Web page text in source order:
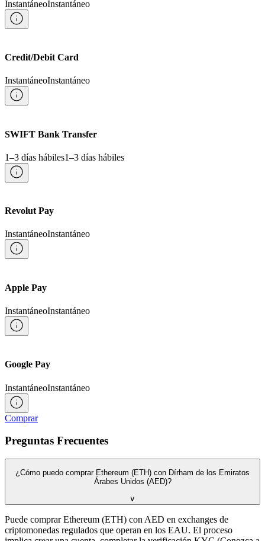
InstantáneoInstantáneo
Credit/Debit Card
InstantáneoInstantáneo
SWIFT Bank Transfer
1–3 días hábiles1–3 días hábiles
Revolut Pay
InstantáneoInstantáneo
Apple Pay
InstantáneoInstantáneo
Google Pay
InstantáneoInstantáneo
Comprar
Preguntas Frecuentes
¿Cómo puedo comprar Ethereum (ETH) con Dírham de los Emiratos
Árabes Unidos (AED)?
∨
Puede comprar Ethereum (ETH) con AED en exchanges de
criptomonedas regulados que operan en los EAU. El proceso